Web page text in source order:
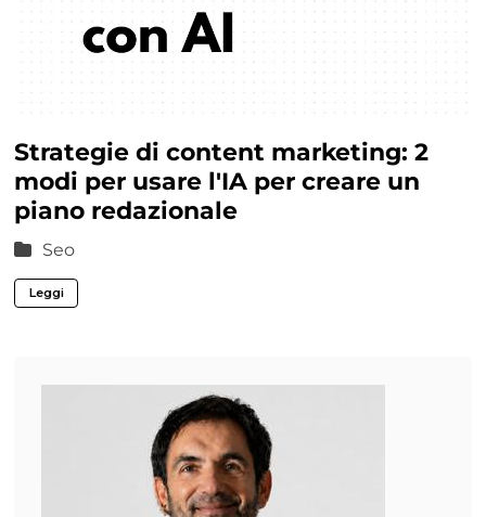
Strategie di content marketing: 2
modi per usare l'IA per creare un
piano redazionale
Seo
Leggi